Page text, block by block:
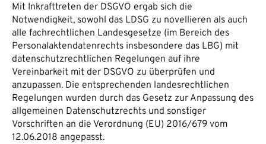
Mit Inkrafttreten der DSGVO ergab sich die
Notwendigkeit, sowohl das LDSG zu novellieren als auch
alle fachrechtlichen Landesgesetze (im Bereich des
Personalaktendatenrechts insbesondere das LBG) mit
datenschutzrechtlichen Regelungen auf ihre
Vereinbarkeit mit der DSGVO zu überprüfen und
anzupassen. Die entsprechenden landesrechtlichen
Regelungen wurden durch das Gesetz zur Anpassung des
allgemeinen Datenschutzrechts und sonstiger
Vorschriften an die Verordnung (EU) 2016/679 vom
12.06.2018 angepasst.